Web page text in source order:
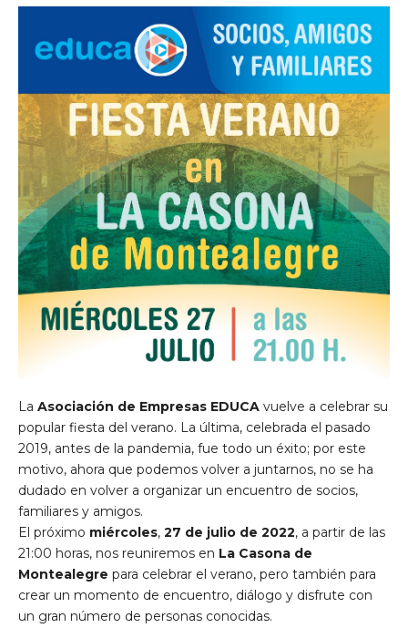
La Asociación de Empresas EDUCA vuelve a celebrar su
popular fiesta del verano. La última, celebrada el pasado
2019, antes de la pandemia, fue todo un éxito; por este
motivo, ahora que podemos volver a juntarnos, no se ha
dudado en volver a organizar un encuentro de socios,
familiares y amigos.
El próximo miércoles, 27 de julio de 2022, a partir de las
21:00 horas, nos reuniremos en La Casona de
Montealegre para celebrar el verano, pero también para
crear un momento de encuentro, diálogo y disfrute con
un gran número de personas conocidas.